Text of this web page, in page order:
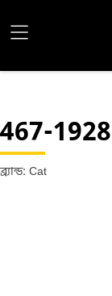
467-1928
ব্র্যান্ড: Cat